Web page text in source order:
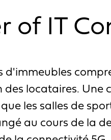
of IT
locataires.
les salles de
au cours de la